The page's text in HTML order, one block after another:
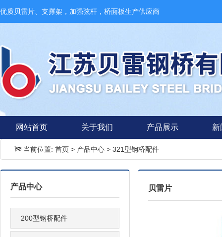
优质贝雷片、支撑架，加强弦杆，桥面板生产供应商
网站首页 关于我们 产品展示 新
当前位置: 首页 > 产品中心 > 321型钢桥配件
产品中心
200型钢桥配件
贝雷片